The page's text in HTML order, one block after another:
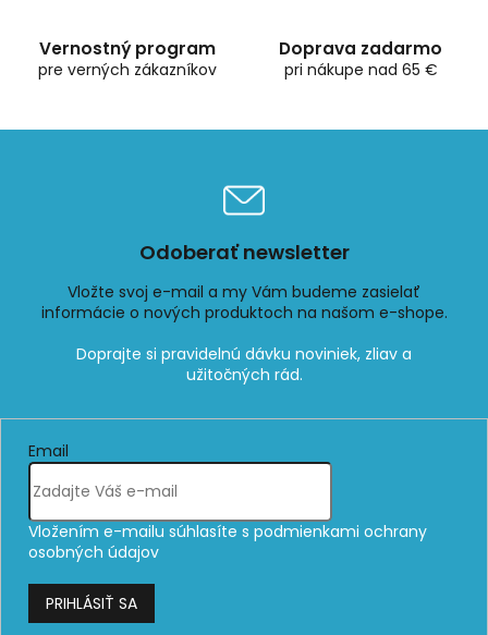
v
i
s
Vernostný program
pre verných zákazníkov
Doprava zadarmo
pri nákupe nad 65 €
Odoberať newsletter
Vložte svoj e-mail a my Vám budeme zasielať
informácie o nových produktoch na našom e-shope.
Email
Vložením e-mailu súhlasíte s podmienkami ochrany
osobných údajov
PRIHLÁSIŤ SA